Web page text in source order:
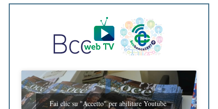
Fai clic su "Accetto" per abilitare Youtube